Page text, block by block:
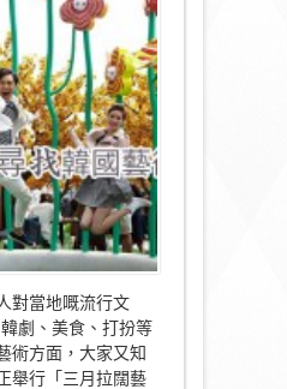
對當地嘅流行文
劇、美食、打扮等
術方面，大家又知
舉行「三月拉闊藝